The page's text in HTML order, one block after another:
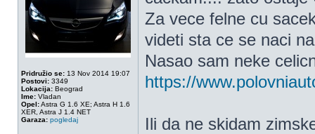
Pridružio se: 13 Nov 2014 19:07
Postovi: 3349
Lokacija: Beograd
Ime: Vladan
Opel:Astra G 1.6 XE; Astra H 1.6
XER, Astra J 1.4 NET
Garaza: pogledaj
Za vece felne cu
videti sta ce se naci
Nasao sam neke
https://
Ili da ne skidam